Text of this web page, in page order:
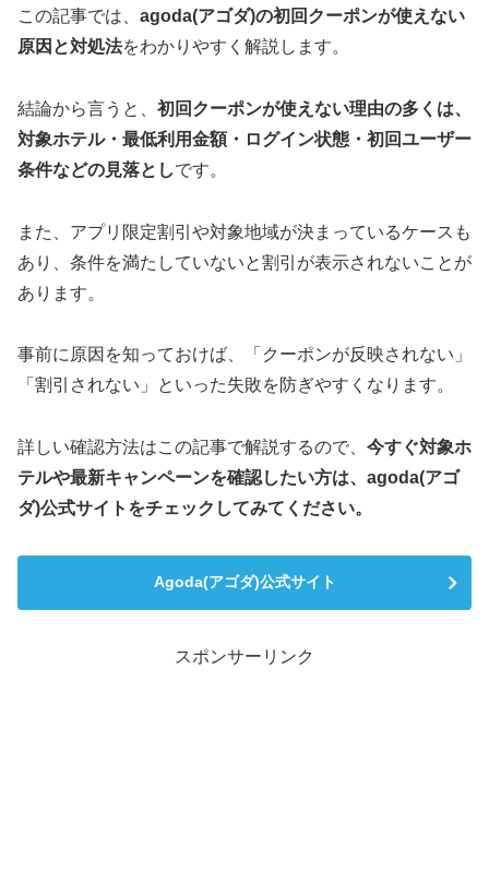
この記事では、 agoda(アゴダ)の初回クーポンが使えない
原因と対処法をわかりやすく解説します。
結論から言うと、 初回クーポンが使えない理由の多くは、
対象ホテル・最低利用金額・ログイン状態・初回ユーザー
条件などの見落としです。
また、アプリ限定割引や対象地域が決まっているケースも
あり、条件を満たしていないと割引が表示されないことが
あります。
事前に原因を知っておけば、「クーポンが反映されない」
「割引されない」といった失敗を防ぎやすくなります。
詳しい確認方法はこの記事で解説するので、 今すぐ対象ホ
テルや最新キャンペーンを確認したい方は、agoda(アゴ
ダ)公式サイトをチェックしてみてください。
Agoda(アゴダ)公式サイト
スポンサーリンク